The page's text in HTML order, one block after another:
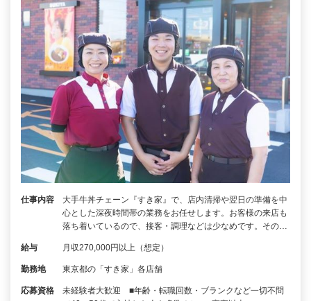
仕事内容
大手牛丼チェーン『すき家』で、店内清掃や翌日の準備を中
心とした深夜時間帯の業務をお任せします。お客様の来店も
落ち着いているので、接客・調理などは少なめです。その…
給与 月収270,000円以上（想定）
勤務地 東京都の「すき家」各店舗
応募資格
未経験者大歓迎 ■年齢・転職回数・ブランクなど一切不問